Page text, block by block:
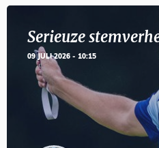
Serieuze
09 JULI 2026 - 10:15